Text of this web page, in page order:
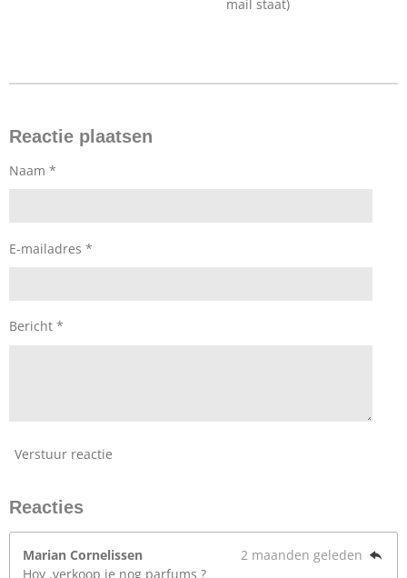
mail staat)
Reactie plaatsen
Naam *
E-mailadres *
Bericht *
Verstuur reactie
Reacties
Marian Cornelissen
2 maanden geleden
Hoy ,verkoop je nog parfums ?